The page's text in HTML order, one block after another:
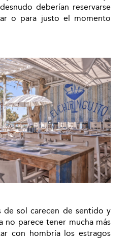
deberían reservarse
o para justo el momento
de sol carecen de sentido y
no parece tener mucha más
con hombría los estragos